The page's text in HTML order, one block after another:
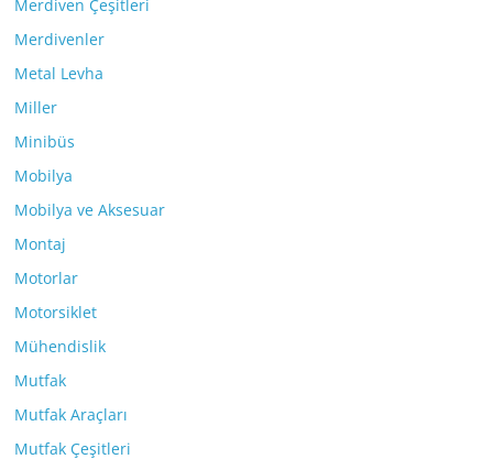
Merdiven Çeşitleri
Merdivenler
Metal Levha
Miller
Minibüs
Mobilya
Mobilya ve Aksesuar
Montaj
Motorlar
Motorsiklet
Mühendislik
Mutfak
Mutfak Araçları
Mutfak Çeşitleri